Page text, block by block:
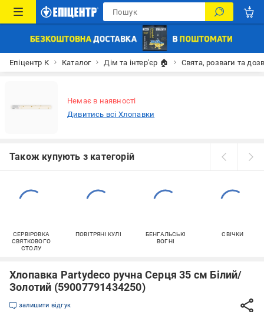
Епіцентр К Каталог Дім та інтер'єр 🏠 Свята, розваги та
Немає в наявності
Дивитись всі Хлопавки
Також купують з категорій
СЕРВІРОВКА
СВЯТКОВОГО
СТОЛУ
ПОВІТРЯНІ КУЛІ
БЕНГАЛЬСЬКІ
ВОГНІ
СВІЧКИ
Хлопавка Partydeco ручна Серця 35 см Білий/
Золотий (59007791434250)
залишити відгук